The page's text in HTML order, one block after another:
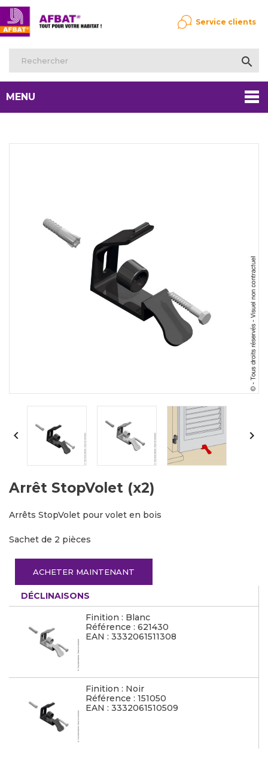

Service clients
MENU
 
Arrêt StopVolet (x2)
Arrêts StopVolet pour volet en bois
Sachet de 2 pièces
ACHETER MAINTENANT
DÉCLINAISONS
Finition : Blanc
Référence : 621430
EAN : 3332061511308
Finition : Noir
Référence : 151050
EAN : 3332061510509